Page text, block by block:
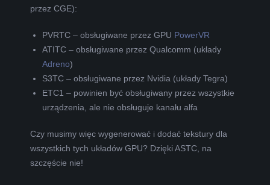
przez CGE):
PVRTC – obsługiwane przez GPU PowerVR
ATITC – obsługiwane przez Qualcomm (układy
Adreno)
S3TC – obsługiwane przez Nvidia (układy Tegra)
ETC1 – powinien być obsługiwany przez wszystkie
urządzenia, ale nie obsługuje kanału alfa
Czy musimy więc wygenerować i dodać tekstury dla
wszystkich tych układów GPU? Dzięki ASTC, na
szczęście nie!